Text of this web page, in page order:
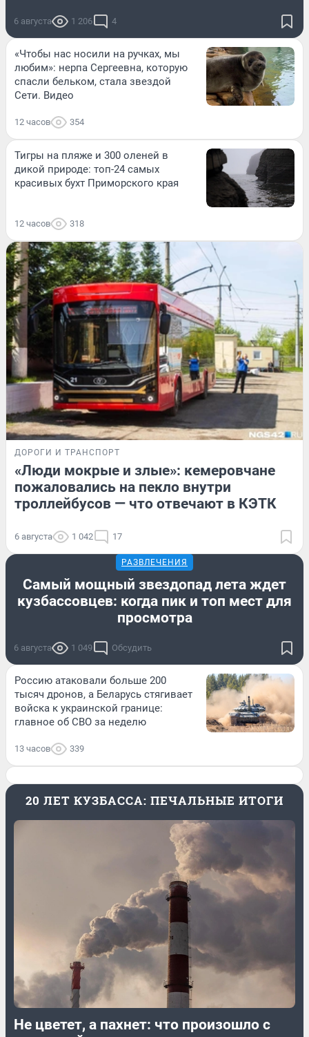
6 августа 1 206 4
«Чтобы нас носили на ручках, мы
любим»: нерпа Сергеевна, которую
спасли бельком, стала звездой
Сети. Видео
12 часов 354
Тигры на пляже и 300 оленей в
дикой природе: топ-24 самых
красивых бухт Приморского края
12 часов 318
ДОРОГИ И ТРАНСПОРТ
«Люди мокрые и злые»: кемеровчане
пожаловались на пекло внутри
троллейбусов — что отвечают в КЭТК
6 августа 1 042 17
РАЗВЛЕЧЕНИЯ
Самый мощный звездопад лета ждет
кузбассовцев: когда пик и топ мест для
просмотра
6 августа 1 049 Обсудить
Россию атаковали больше 200
тысяч дронов, а Беларусь стягивает
войска к украинской границе:
главное об СВО за неделю
13 часов 339
20 ЛЕТ КУЗБАССА: ПЕЧАЛЬНЫЕ ИТОГИ
Не цветет, а пахнет: что произошло с